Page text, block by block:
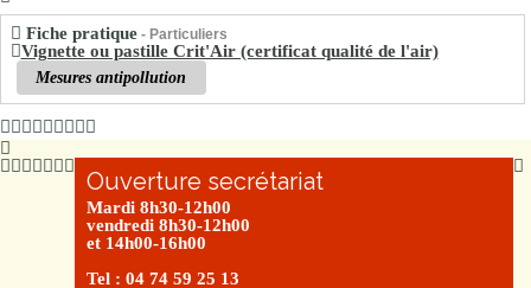
Fiche pratique- Particuliers
Vignette ou pastille Crit'Air (certificat qualité de l'air)
Mesures antipollution
Ouverture secrétariat
Mardi 8h30-12h00
vendredi 8h30-12h00
et 14h00-16h00
Tel : 04 74 59 25 13